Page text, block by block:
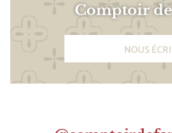
Comptoir
NOUS